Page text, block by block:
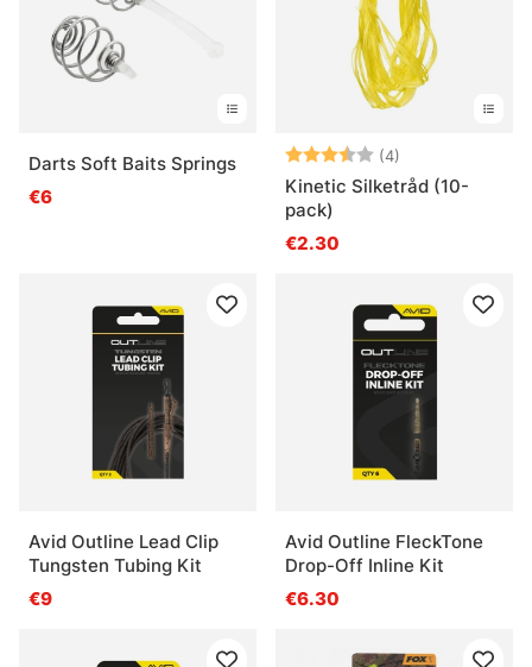
Darts Soft Baits Springs
€6
Arvio: (4)
Kinetic Silketråd (10-
pack)
€2.30
Avid Outline Lead Clip
Tungsten Tubing Kit
€9
Avid Outline FleckTone
Drop-Off Inline Kit
€6.30